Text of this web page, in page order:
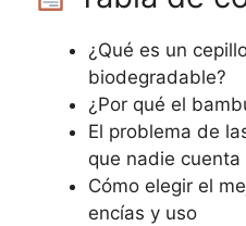
¿Qué es un
biodegradable?
¿Por qué el
El problema de
que nadie cuenta
Cómo elegir el
encías y uso